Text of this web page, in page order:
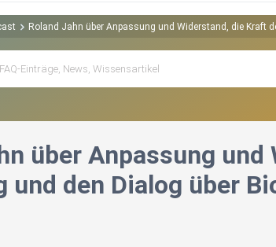
Roland Jahn über Anpassung und Widerstand, die Kraft
über Anpassung
und den Dialog über